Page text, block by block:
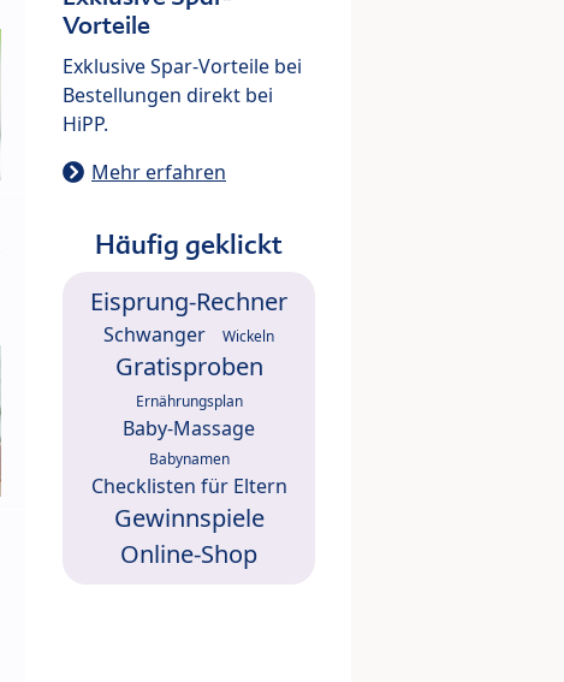
Vorteile
Exklusive Spar-Vorteile bei
Bestellungen direkt bei
HiPP.
Mehr erfahren
Häufig geklickt
Eisprung-Rechner
Schwanger Wickeln
Gratisproben
Ernährungsplan
Baby-Massage
Babynamen
Checklisten für Eltern
Gewinnspiele
Online-Shop